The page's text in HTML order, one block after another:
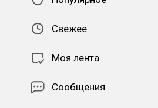
Свежее
Моя лента
Сообщения